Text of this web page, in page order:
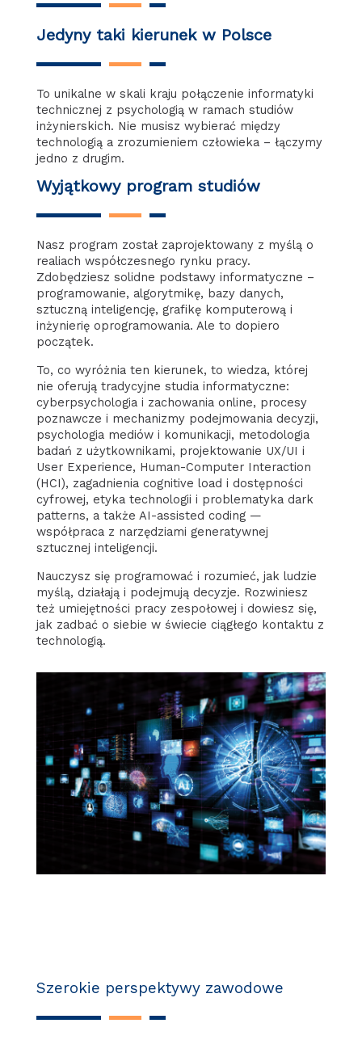
Jedyny taki kierunek w Polsce
To unikalne w skali kraju połączenie informatyki
technicznej z psychologią w ramach studiów
inżynierskich. Nie musisz wybierać między
technologią a zrozumieniem człowieka – łączymy
jedno z drugim.
Wyjątkowy program studiów
Nasz program został zaprojektowany z myślą o
realiach współczesnego rynku pracy.
Zdobędziesz solidne podstawy informatyczne –
programowanie, algorytmikę, bazy danych,
sztuczną inteligencję, grafikę komputerową i
inżynierię oprogramowania. Ale to dopiero
początek.
To, co wyróżnia ten kierunek, to wiedza, której
nie oferują tradycyjne studia informatyczne:
cyberpsychologia i zachowania online, procesy
poznawcze i mechanizmy podejmowania decyzji,
psychologia mediów i komunikacji, metodologia
badań z użytkownikami, projektowanie UX/UI i
User Experience, Human-Computer Interaction
(HCI), zagadnienia cognitive load i dostępności
cyfrowej, etyka technologii i problematyka dark
patterns, a także AI-assisted coding —
współpraca z narzędziami generatywnej
sztucznej inteligencji.
Nauczysz się programować i rozumieć, jak ludzie
myślą, działają i podejmują decyzje. Rozwiniesz
też umiejętności pracy zespołowej i dowiesz się,
jak zadbać o siebie w świecie ciągłego kontaktu z
technologią.
Szerokie perspektywy zawodowe